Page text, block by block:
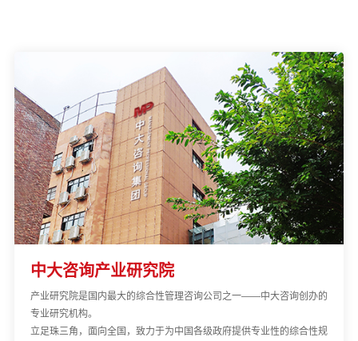
中大咨询产业研究院
产业研究院是国内最大的综合性管理咨询公司之一——中大咨询创办的
专业研究机构。
立足珠三角，面向全国，致力于为中国各级政府提供专业性的综合性规